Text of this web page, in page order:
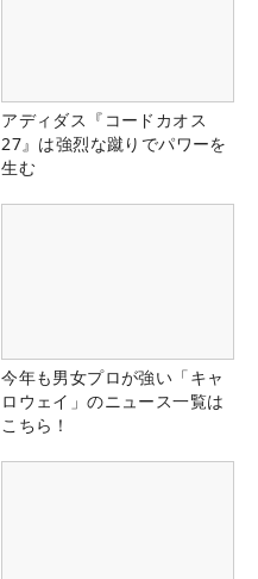
アディダス『コードカオス
27』は強烈な蹴りでパワーを
生む
今年も男女プロが強い「キャ
ロウェイ」のニュース一覧は
こちら！